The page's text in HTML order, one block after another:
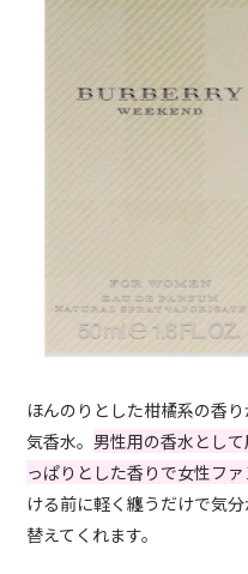
ほんのりとした柑橘系の香
気香水。男性用の香水とし
っぱりとした香りで女性フ
ける前に軽く纏うだけで気
替えてくれます。